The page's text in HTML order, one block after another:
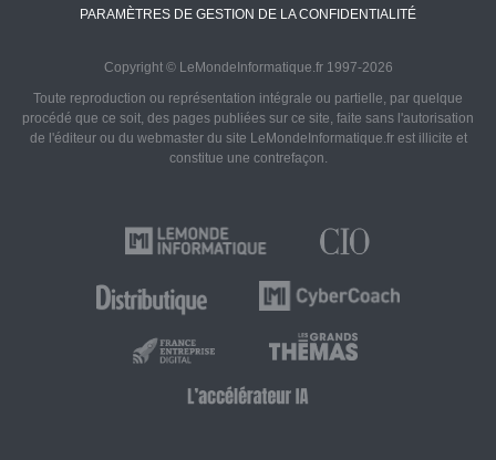
PARAMÈTRES DE GESTION DE LA CONFIDENTIALITÉ
Copyright © LeMondeInformatique.fr 1997-2026
Toute reproduction ou représentation intégrale ou partielle, par quelque
procédé que ce soit, des pages publiées sur ce site, faite sans l'autorisation
de l'éditeur ou du webmaster du site LeMondeInformatique.fr est illicite et
constitue une contrefaçon.